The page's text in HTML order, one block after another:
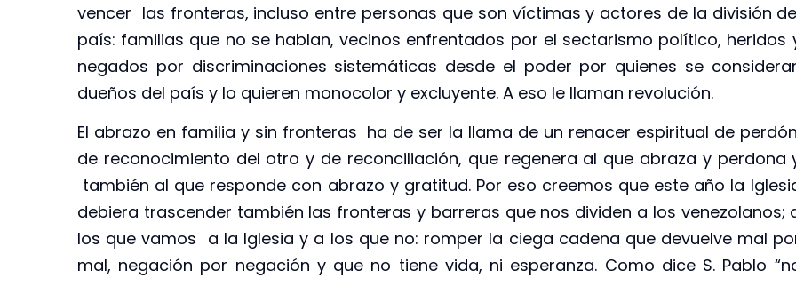
vencer las fronteras, incluso entre personas que son víctimas y actores de la división
país: familias que no se hablan, vecinos enfrentados por el sectarismo político, heridos
negados por discriminaciones sistemáticas desde el poder por quienes se
dueños del país y lo quieren monocolor y excluyente. A eso le llaman revolución.
El abrazo en familia y sin fronteras ha de ser la llama de un renacer espiritual de
de reconocimiento del otro y de reconciliación, que regenera al que abraza y perdona
también al que responde con abrazo y gratitud. Por eso creemos que este año la
debiera trascender también las fronteras y barreras que nos dividen a los venezolanos;
los que vamos a la Iglesia y a los que no: romper la ciega cadena que devuelve mal
mal, negación por negación y que no tiene vida, ni esperanza. Como dice S. Pablo